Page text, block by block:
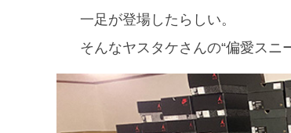
一足が登場したらしい。
そんなヤスタケさんの“偏愛スニ